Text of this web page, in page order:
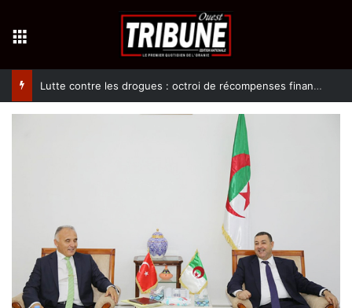
Lutte contre les drogues : octroi de récompenses financières aux dénonciateurs de trafiquants